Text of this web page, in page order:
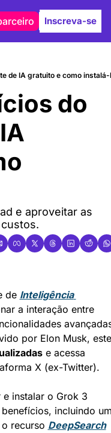
Inscreva-se
de IA gratuito e como instalá-
do
e aproveitar as
de Inteligência
a interação entre
por Elon Musk, este
e acessa
X (ex-Twitter).
instalar o Grok 3
recurso DeepSearch